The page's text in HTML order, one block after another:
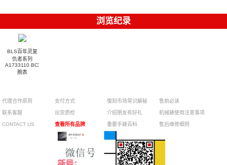
浏览纪录
BLS百年灵复
仇者系列
A1733110.BC30.169A
腕表
代理合作原则
联系客服
CONTACT US
支付方式
出货质检
查看所有品牌
復刻市场常识解秘
介绍朋友有好礼
重要手錶百科
售前必读
机械錶使用注意事项
售后维修细则